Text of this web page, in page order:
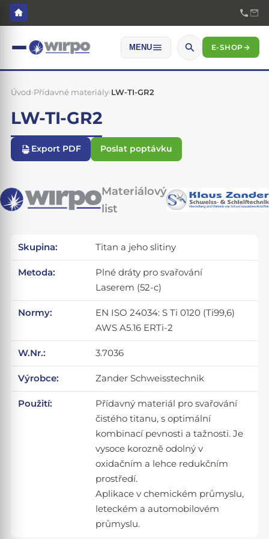
MENU E-SHOP→
Úvod›Přídavné materiály›LW-TI-GR2
LW-TI-GR2
Export PDF Poslat poptávku
Materiálový
list
Skupina: Titan a jeho slitiny
Metoda:
Plné dráty pro svařování
Laserem (52-c)
Normy:
EN ISO 24034: S Ti 0120 (Ti99,6)
AWS A5.16 ERTi-2
W.Nr.: 3.7036
Výrobce: Zander Schweisstechnik
Použití:
Přídavný materiál pro svařování
čistého titanu, s optimální
kombinací pevnosti a tažnosti. Je
vysoce korozně odolný v
oxidačním a lehce redukčním
prostředí.
Aplikace v chemickém průmyslu,
leteckém a automobilovém
průmyslu.